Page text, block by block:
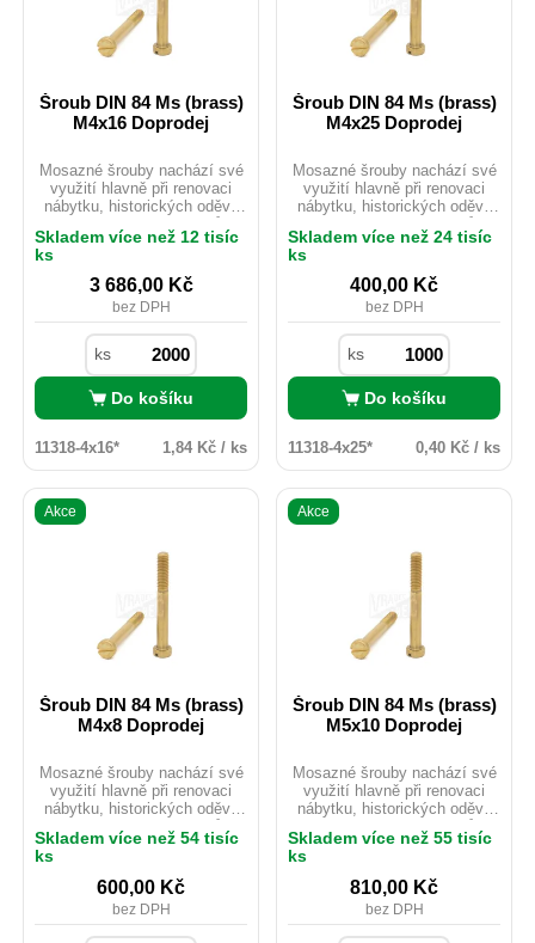
Šroub DIN 84 Ms (brass)
M4x16 Doprodej
Mosazné šrouby nachází své
využití hlavně při renovaci
nábytku, historických oděvů
Mosaz je možno použít i
nedisponuje žádnou
povrchovou úpravou. Pro svou
velmi dobrou vodivost je hojně
využíván v elektrotechnickém
průmyslu, kde nevadí nízká
pevnost materiálu.
Skladem více než 12 tisíc
ks
3 686,00 Kč
bez DPH
ks
Do košíku
11318-4x16* 1,84 Kč / ks
Šroub DIN 84 Ms (brass)
M4x25 Doprodej
Mosazné šrouby nachází své
využití hlavně při renovaci
nábytku, historických oděvů
Mosaz je možno použít i
nedisponuje žádnou
povrchovou úpravou. Pro svou
velmi dobrou vodivost je hojně
využíván v elektrotechnickém
průmyslu, kde nevadí nízká
pevnost materiálu.
Skladem více než 24 tisíc
ks
400,00 Kč
bez DPH
ks
Do košíku
11318-4x25* 0,40 Kč / ks
Akce
Šroub DIN 84 Ms (brass)
M4x8 Doprodej
Mosazné šrouby nachází své
využití hlavně při renovaci
nábytku, historických oděvů
nebo starých motocyklů.
Mosaz je možno použít i
nedisponuje žádnou
povrchovou úpravou. Pro svou
velmi dobrou vodivost je hojně
využíván v elektrotechnickém
Skladem více než 54 tisíc
ks
600,00 Kč
bez DPH
Akce
Šroub DIN 84 Ms (brass)
M5x10 Doprodej
Mosazné šrouby nachází své
využití hlavně při renovaci
nábytku, historických oděvů
nebo starých motocyklů.
Mosaz je možno použít i
nedisponuje žádnou
povrchovou úpravou. Pro svou
velmi dobrou vodivost je hojně
využíván v elektrotechnickém
Skladem více než 55 tisíc
ks
810,00 Kč
bez DPH